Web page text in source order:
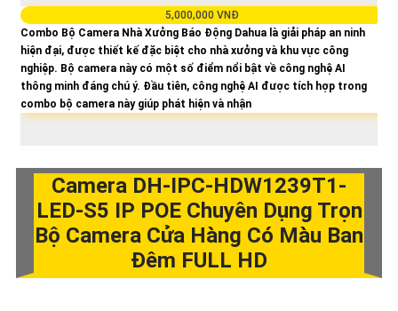
5,000,000 VNĐ
Combo Bộ Camera Nhà Xưởng Báo Động Dahua là giải pháp an ninh
hiện đại, được thiết kế đặc biệt cho nhà xưởng và khu vực công
nghiệp. Bộ camera này có một số điểm nổi bật về công nghệ AI
thông minh đáng chú ý. Đầu tiên, công nghệ AI được tích hợp trong
combo bộ camera này giúp phát hiện và nhận
Camera DH-IPC-HDW1239T1-
LED-S5 IP POE Chuyên Dụng Trọn
Bộ Camera Cửa Hàng Có Màu Ban
Đêm FULL HD